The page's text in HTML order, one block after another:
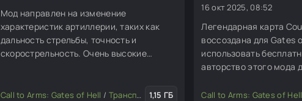
/Изменение мода или игры
Мод направлен на изменение
характеристик артиллерии, таких как
дальность стрельбы, точность и
скорострельность. Очень высокие
очков исследования и ресурсов, чтобы
Call to Arms: Gates of Hell / Транспорт /Изменение мода или игры/
1,15 ГБ
16 окт 2025, 08:52
Легендарная карта
воссоздана для Gates
использовать
авторство этого мода
Call to Arms: Gates of Hell